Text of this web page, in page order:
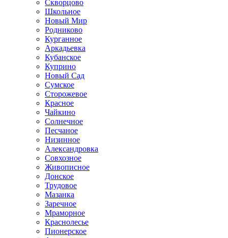
Скворцово
Школьное
Новый Мир
Родниково
Курганное
Аркадьевка
Кубанское
Куприно
Новый Сад
Сумское
Сторожевое
Красное
Чайкино
Солнечное
Песчаное
Низинное
Александровка
Совхозное
Живописное
Донское
Трудовое
Мазанка
Заречное
Мраморное
Краснолесье
Пионерское